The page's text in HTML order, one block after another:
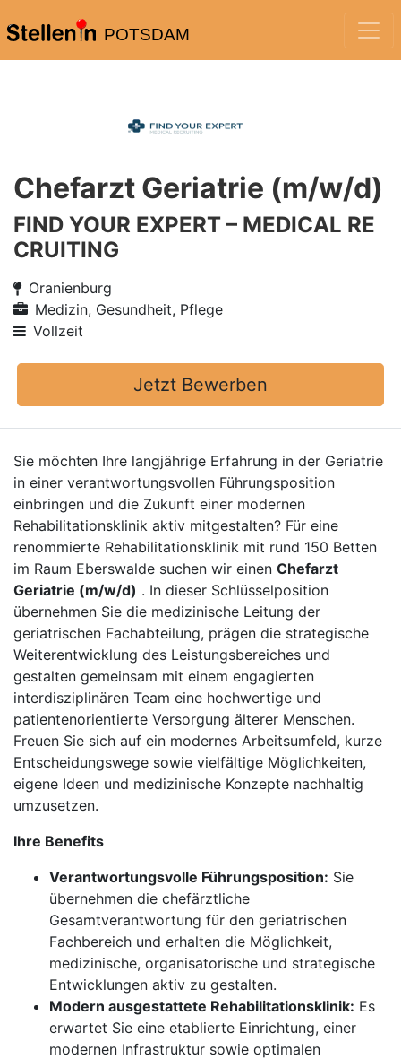
POTSDAM
Chefarzt Geriatrie (m/w/d)
FIND YOUR EXPERT – MEDICAL RE
CRUITING
Oranienburg
Medizin, Gesundheit, Pflege
Vollzeit
Jetzt Bewerben
Sie möchten Ihre langjährige Erfahrung in der Geriatrie
in einer verantwortungsvollen Führungsposition
einbringen und die Zukunft einer modernen
Rehabilitationsklinik aktiv mitgestalten? Für eine
renommierte Rehabilitationsklinik mit rund 150 Betten
im Raum Eberswalde suchen wir einen Chefarzt
Geriatrie (m/w/d) . In dieser Schlüsselposition
übernehmen Sie die medizinische Leitung der
geriatrischen Fachabteilung, prägen die strategische
Weiterentwicklung des Leistungsbereiches und
gestalten gemeinsam mit einem engagierten
interdisziplinären Team eine hochwertige und
patientenorientierte Versorgung älterer Menschen.
Freuen Sie sich auf ein modernes Arbeitsumfeld, kurze
Entscheidungswege sowie vielfältige Möglichkeiten,
eigene Ideen und medizinische Konzepte nachhaltig
umzusetzen.
Ihre Benefits
Verantwortungsvolle Führungsposition: Sie
übernehmen die chefärztliche
Gesamtverantwortung für den geriatrischen
Fachbereich und erhalten die Möglichkeit,
medizinische, organisatorische und strategische
Entwicklungen aktiv zu gestalten.
Modern ausgestattete Rehabilitationsklinik: Es
erwartet Sie eine etablierte Einrichtung, einer
modernen Infrastruktur sowie optimalen